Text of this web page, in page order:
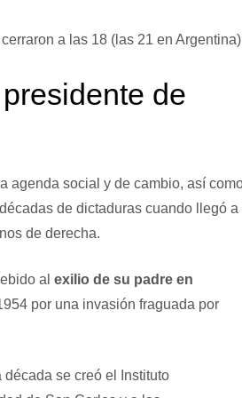
a las 18 (las 21 en
de
agenda social y de cambio, así
de dictaduras cuando llegó a
de derecha.
al exilio de su padre en
por una invasión fraguada por
se creó el Instituto